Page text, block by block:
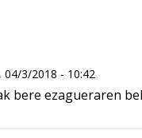
04/3/2018 - 10:42
bere ezagueraren